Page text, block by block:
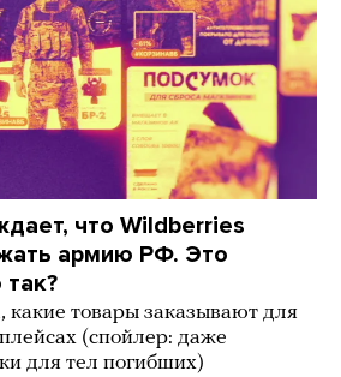
что Wildberries
армию РФ. Это
какие товары заказывают для
(спойлер: даже
для тел погибших)